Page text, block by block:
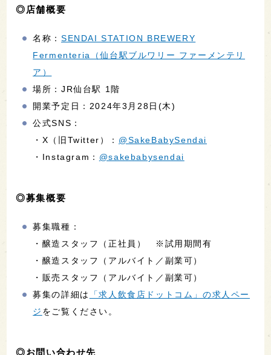
◎店舗概要
名称：SENDAI STATION BREWERY
Fermenteria（仙台駅ブルワリー ファーメンテリ
ア）
場所：JR仙台駅 1階
開業予定日：2024年3月28日(木)
公式SNS：
・X（旧Twitter）： @SakeBabySendai
・Instagram： @sakebabysendai
◎募集概要
募集職種：
・醸造スタッフ（正社員） ※試用期間有
・醸造スタッフ（アルバイト／副業可）
・販売スタッフ（アルバイト／副業可）
募集の詳細は
「求人飲食店ドットコム」の求人ペー
ジ をご覧ください。
◎お問い合わせ先